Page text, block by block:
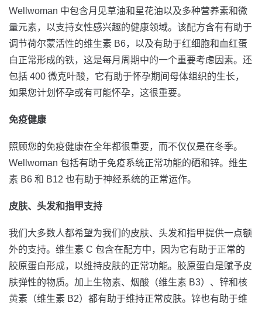
Wellwoman 中包含月见草油和星花油以及多种营养素和微
量元素，以支持女性感兴趣的健康领域。该配方含有有助于
调节荷尔蒙活性的维生素 B6，以及有助于红细胞和血红蛋
白正常形成的铁，这是每月周期中的一个重要考虑因素。还
包括 400 微克叶酸，它有助于怀孕期间母体组织的生长，
如果您计划怀孕或有可能怀孕，这很重要。
免疫健康
照顾您的免疫健康在全年都很重要，而不仅仅是在冬季。
Wellwoman 包括有助于免疫系统正常功能的硒和锌。维生
素 B6 和 B12 也有助于神经系统的正常运作。
皮肤、头发和指甲支持
我们大多数人都希望为我们的皮肤、头发和指甲提供一点额
外的支持。维生素 C 包含在配方中，因为它有助于正常的
胶原蛋白形成，以维持皮肤的正常功能。胶原蛋白是赋予皮
肤弹性的物质。加上生物素、烟酸（维生素 B3）、锌和核
黄素（维生素 B2）都有助于维持正常皮肤。锌也有助于维